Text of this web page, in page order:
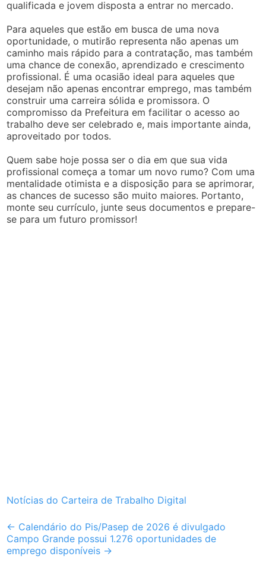
qualificada e jovem disposta a entrar no mercado.
Para aqueles que estão em busca de uma nova
oportunidade, o mutirão representa não apenas um
caminho mais rápido para a contratação, mas também
uma chance de conexão, aprendizado e crescimento
profissional. É uma ocasião ideal para aqueles que
desejam não apenas encontrar emprego, mas também
construir uma carreira sólida e promissora. O
compromisso da Prefeitura em facilitar o acesso ao
trabalho deve ser celebrado e, mais importante ainda,
aproveitado por todos.
Quem sabe hoje possa ser o dia em que sua vida
profissional começa a tomar um novo rumo? Com uma
mentalidade otimista e a disposição para se aprimorar,
as chances de sucesso são muito maiores. Portanto,
monte seu currículo, junte seus documentos e prepare-
se para um futuro promissor!
Notícias do Carteira de Trabalho Digital
Post
navigation
← Calendário do Pis/Pasep de 2026 é divulgado
Campo Grande possui 1.276 oportunidades de
emprego disponíveis →